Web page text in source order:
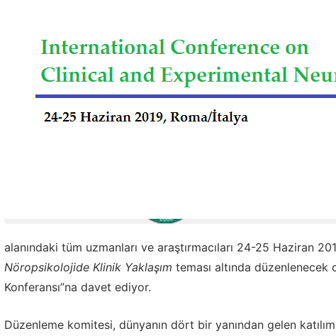
alanındaki tüm uzmanları ve araştırmacıları 24-25 Haziran
Nöropsikolojide Klinik Yaklaşım teması altında
Konferansı”na davet ediyor.
Düzenleme komitesi, dünyanın dört bir yanından gelen